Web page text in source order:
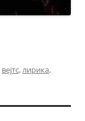
вејтс,лирика,